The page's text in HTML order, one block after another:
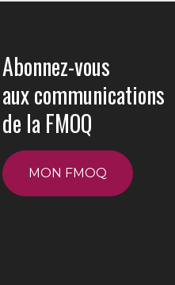
Abonnez-vous
aux communications
de la FMOQ
MON FMOQ